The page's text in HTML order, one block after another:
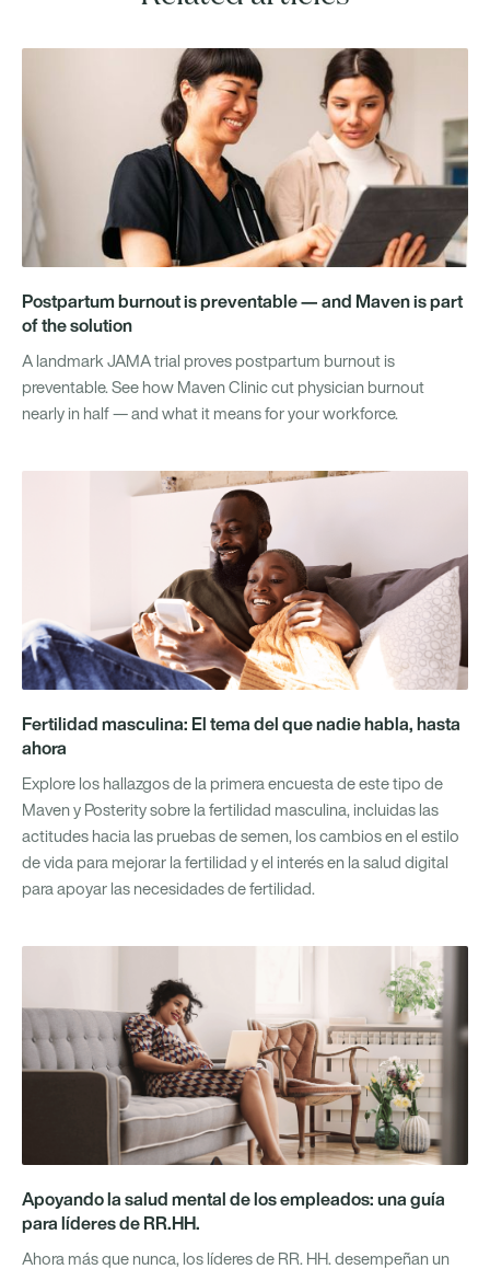
Postpartum burnout is preventable — and Maven is part
of the solution
A landmark JAMA trial proves postpartum burnout is
preventable. See how Maven Clinic cut physician burnout
nearly in half — and what it means for your workforce.
Fertilidad masculina: El tema del que nadie habla, hasta
ahora
Explore los hallazgos de la primera encuesta de este tipo de
Maven y Posterity sobre la fertilidad masculina, incluidas las
actitudes hacia las pruebas de semen, los cambios en el estilo
de vida para mejorar la fertilidad y el interés en la salud digital
para apoyar las necesidades de fertilidad.
Apoyando la salud mental de los empleados: una guía
para líderes de RR.HH.
Ahora más que nunca, los líderes de RR. HH. desempeñan un